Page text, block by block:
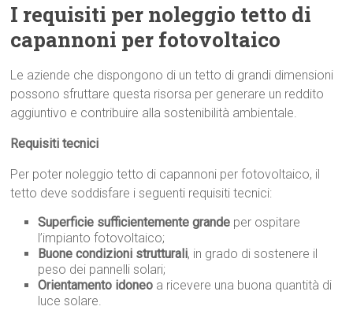
I requisiti per noleggio tetto di
capannoni per fotovoltaico
Le aziende che dispongono di un tetto di grandi dimensioni
possono sfruttare questa risorsa per generare un reddito
aggiuntivo e contribuire alla sostenibilità ambientale.
Requisiti tecnici
Per poter noleggio tetto di capannoni per fotovoltaico, il
tetto deve soddisfare i seguenti requisiti tecnici:
Superficie sufficientemente grande per ospitare
l’impianto fotovoltaico;
Buone condizioni strutturali, in grado di sostenere il
peso dei pannelli solari;
Orientamento idoneo a ricevere una buona quantità di
luce solare.